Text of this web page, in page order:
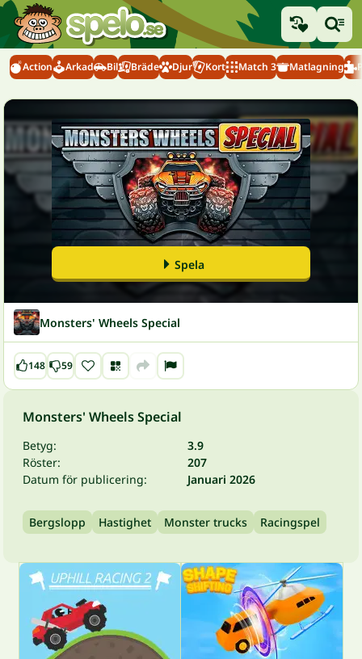
Action Arkad Bil Bräde Djur Kort Match 3 Matlagning
Spela
Monsters' Wheels Special
148 59
Monsters' Wheels Special
Betyg:
3.9
Röster:
207
Datum för publicering:
Januari 2026
Bergslopp Hastighet Monster trucks Racingspel